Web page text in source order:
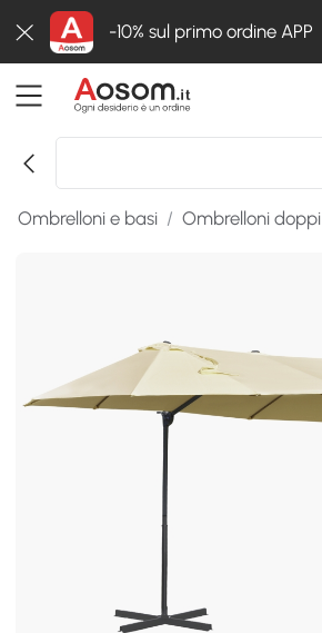
-10% sul primo ordine APP
Ombrelloni e basi / Ombrelloni doppi